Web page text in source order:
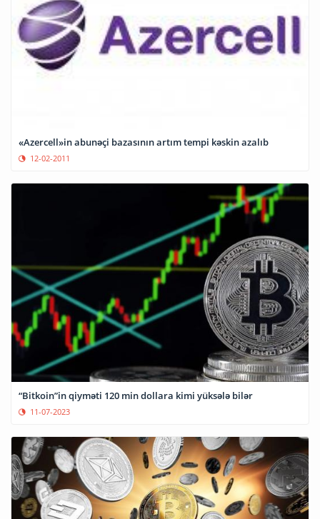
«Azercell»in abunəçi bazasının artım tempi kəskin azalıb
12-02-2011
“Bitkoin”in qiyməti 120 min dollara kimi yüksələ bilər
11-07-2023